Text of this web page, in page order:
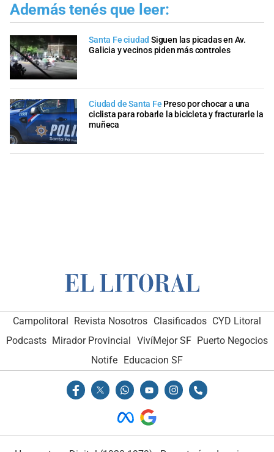
Además tenés que leer:
Santa Fe ciudad Siguen las picadas en Av.
Galicia y vecinos piden más controles
Ciudad de Santa Fe Preso por chocar a una
ciclista para robarle la bicicleta y fracturarle la
muñeca
Campolitoral Revista Nosotros Clasificados CYD Litoral
Podcasts Mirador Provincial VivíMejor SF Puerto Negocios
Notife
Educacion SF